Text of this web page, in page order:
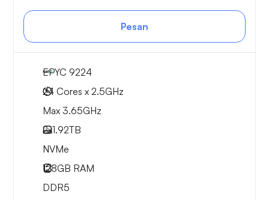
Pesan
EPYC 9224
24 Cores x 2.5GHz
Max 3.65GHz
2x1.92TB
NVMe
128GB RAM
DDR5